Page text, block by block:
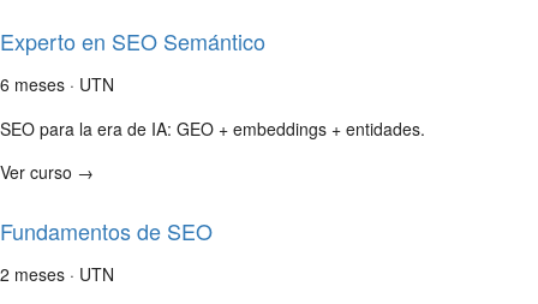
Experto en SEO Semántico
6 meses · UTN
SEO para la era de IA: GEO + embeddings + entidades.
Ver curso →
Fundamentos de SEO
2 meses · UTN